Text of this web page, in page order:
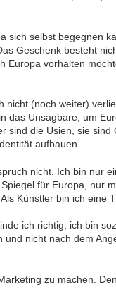
sich selbst begegnen
Geschenk besteht
Europa vorhalten
nicht (noch weiter)
das Unsagbare, um
sind die Usien, sie sind
aufbauen.
nicht. Ich bin nur
für Europa, nur
Künstler bin ich eine
ich richtig, ich bin
nicht nach dem
zu machen.